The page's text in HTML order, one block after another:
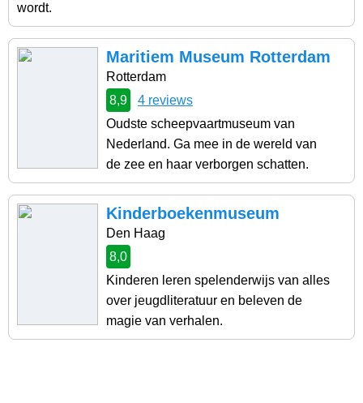
wordt.
Maritiem Museum Rotterdam
Rotterdam
8,9
4 reviews
Oudste scheepvaartmuseum van
Nederland. Ga mee in de wereld van
de zee en haar verborgen schatten.
Kinderboekenmuseum
Den Haag
8,0
Kinderen leren spelenderwijs van alles
over jeugdliteratuur en beleven de
magie van verhalen.